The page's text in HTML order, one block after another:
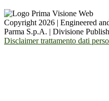
Copyright 2026 | Engineered
Parma S.p.A. | Divisione
Disclaimer trattamento dati